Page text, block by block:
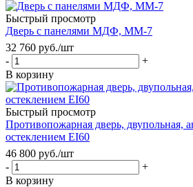
Быстрый просмотр
Дверь с панелями МДФ, ММ-7
32 760 руб./шт
-
+
В корзину
Быстрый просмотр
Противопожарная дверь, двупольная,
остеклением EI60
46 800 руб./шт
-
+
В корзину